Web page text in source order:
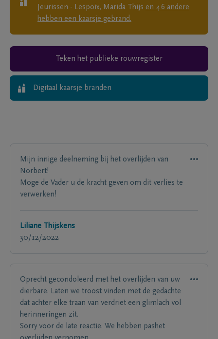
Jeurissen - Lespoix, Marida Thijs en 46 andere
hebben een kaarsje gebrand.
Teken het publieke rouwregister
Digitaal kaarsje branden
Mijn innige deelneming bij het overlijden van
Norbert!
Moge de Vader u de kracht geven om dit verlies te
verwerken!
Liliane Thijskens
30/12/2022
Oprecht gecondoleerd met het overlijden van uw
dierbare. Laten we troost vinden met de gedachte
dat achter elke traan van verdriet een glimlach vol
herinneringen zit.
Sorry voor de late reactie. We hebben pashet